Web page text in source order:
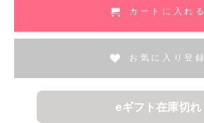
カートに入れる
お気に入り登録
eギフト在庫切れ